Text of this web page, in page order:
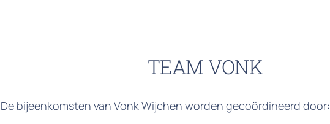
TEAM VONK
De bijeenkomsten van Vonk Wijchen worden gecoördineerd door: